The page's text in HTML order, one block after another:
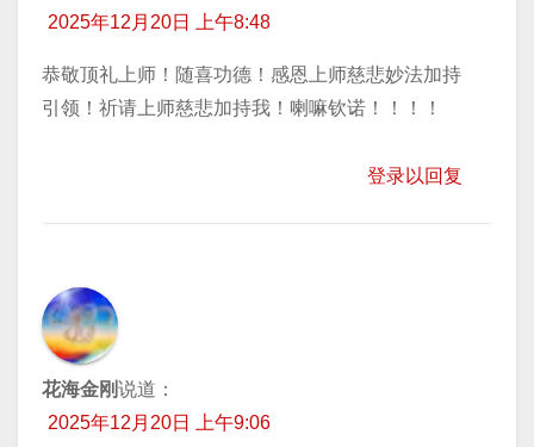
2025年12月20日 上午8:48
恭敬顶礼上师！随喜功德！感恩上师慈悲妙法加持
引领！祈请上师慈悲加持我！喇嘛钦诺！！！！
登录以回复
花海金刚说道：
2025年12月20日 上午9:06